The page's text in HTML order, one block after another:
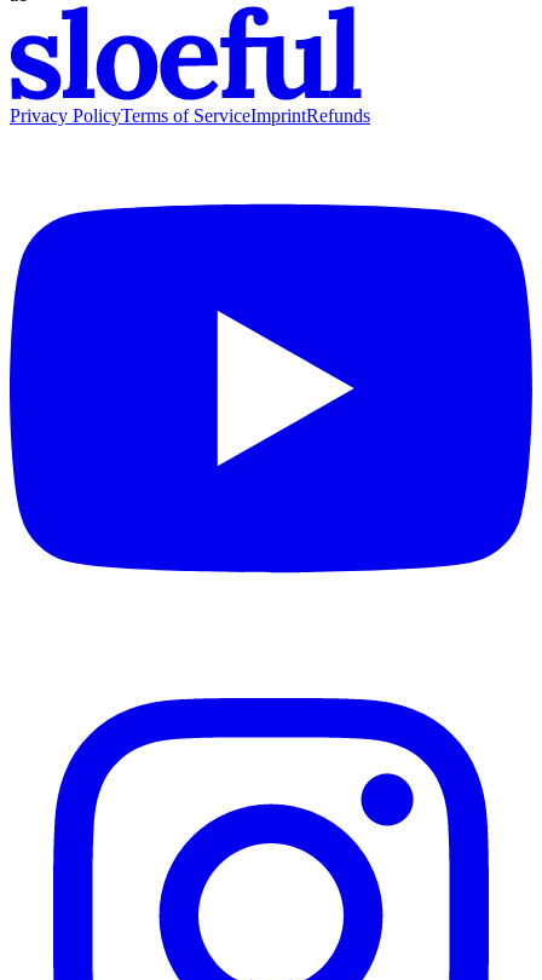
Privacy PolicyTerms of ServiceImprintRefunds